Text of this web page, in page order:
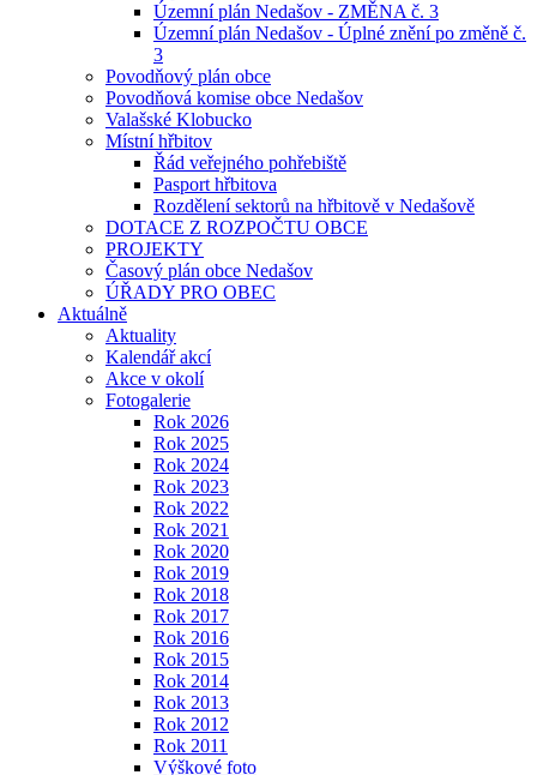
Územní plán Nedašov - ZMĚNA č. 3
Územní plán Nedašov - Úplné znění po změně č.
3
Povodňový plán obce
Povodňová komise obce Nedašov
Valašské Klobucko
Místní hřbitov
Řád veřejného pohřebiště
Pasport hřbitova
Rozdělení sektorů na hřbitově v Nedašově
DOTACE Z ROZPOČTU OBCE
PROJEKTY
Časový plán obce Nedašov
ÚŘADY PRO OBEC
Aktuálně
Aktuality
Kalendář akcí
Akce v okolí
Fotogalerie
Rok 2026
Rok 2025
Rok 2024
Rok 2023
Rok 2022
Rok 2021
Rok 2020
Rok 2019
Rok 2018
Rok 2017
Rok 2016
Rok 2015
Rok 2014
Rok 2013
Rok 2012
Rok 2011
Výškové foto